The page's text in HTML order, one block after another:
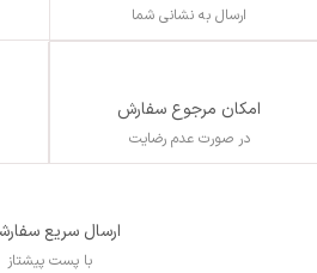
ارسال به نشانی شما
امکان مرجوع سفارش
در صورت عدم رضایت
ارسال سریع
با پست پیشتاز